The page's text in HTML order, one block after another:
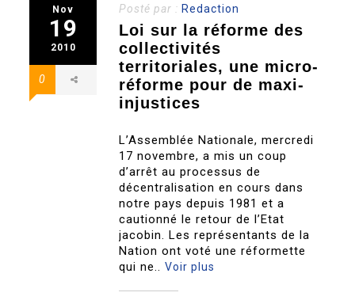
Nov
19
2010
0
Posté par : Redaction
Loi sur la réforme des
collectivités
territoriales, une micro-
réforme pour de maxi-
injustices
L’Assemblée Nationale, mercredi
17 novembre, a mis un coup
d’arrêt au processus de
décentralisation en cours dans
notre pays depuis 1981 et a
cautionné le retour de l’Etat
jacobin. Les représentants de la
Nation ont voté une réformette
qui ne..Voir plus